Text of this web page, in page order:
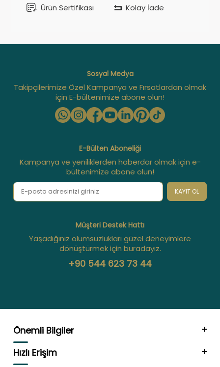
Ürün Sertifikası
Kolay İade
Sosyal Medya
Takipçilerimize Özel Kampanya ve Fırsatlardan olmak
için E-bültenimize abone olun!
E-Bülten Aboneliği
Kampanya ve yeniliklerden haberdar olmak için e-
bültenimize abone olun!
KAYIT OL
Müşteri Destek Hattı
Yaşadığınız olumsuzlukları güzel deneyimlere
dönüştürmek için buradayız.
+90 544 623 73 44
Önemli Bilgiler
Hızlı Erişim